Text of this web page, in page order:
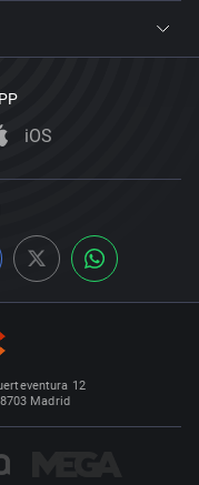
iOS
12
Madrid